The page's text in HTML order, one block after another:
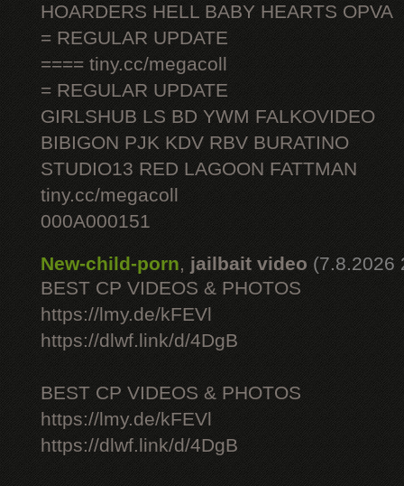
HOARDERS HELL BABY HEARTS OPVA
= REGULAR UPDATE
==== tiny.cc/megacoll
= REGULAR UPDATE
GIRLSHUB LS BD YWM FALKOVIDEO
BIBIGON PJK KDV RBV BURATINO
STUDIO13 RED LAGOON FATTMAN
tiny.cc/megacoll
000A000151
New-child-porn, jailbait video (7.8.2026
BEST CP VIDEOS & PHOTOS
https://lmy.de/kFEVl
https://dlwf.link/d/4DgB
BEST CP VIDEOS & PHOTOS
https://lmy.de/kFEVl
https://dlwf.link/d/4DgB